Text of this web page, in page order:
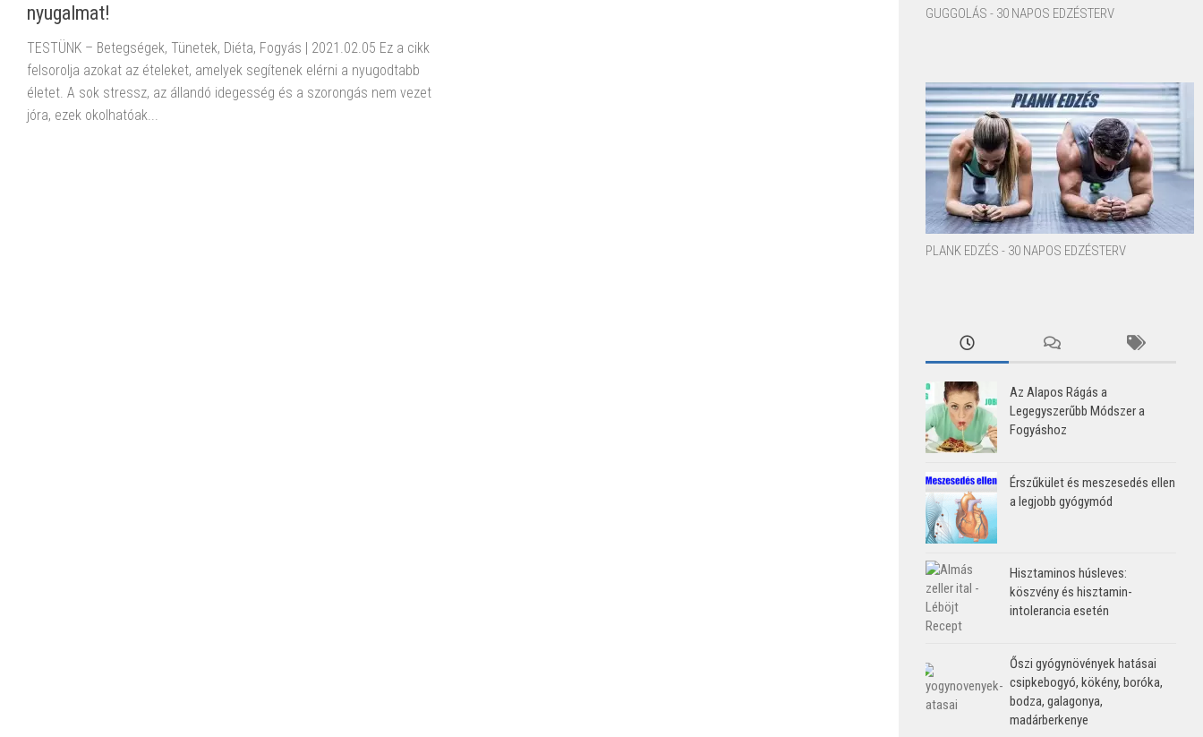
nyugalmat!
TESTÜNK – Betegségek, Tünetek, Diéta, Fogyás | 2021.02.05 Ez a cikk
felsorolja azokat az ételeket, amelyek segítenek elérni a nyugodtabb
életet. A sok stressz, az állandó idegesség és a szorongás nem vezet
jóra, ezek okolhatóak...
GUGGOLÁS - 30 NAPOS EDZÉSTERV
PLANK EDZÉS - 30 NAPOS EDZÉSTERV
Az Alapos Rágás a
Legegyszerűbb Módszer a
Fogyáshoz
Érszűkület és meszesedés ellen
a legjobb gyógymód
Hisztaminos húsleves:
köszvény és hisztamin-
intolerancia esetén
Őszi gyógynövények hatásai
csipkebogyó, kökény, boróka,
bodza, galagonya,
madárberkenye